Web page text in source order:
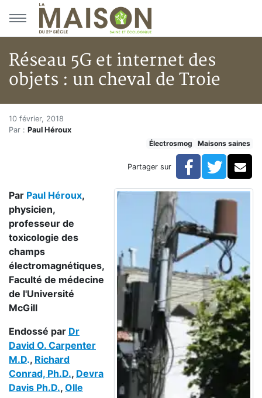
Aller au menu principal
Aller au contenu principal
Réseau 5G et internet des
objets : un cheval de Troie
Accueil
Articles
Réseau 5G et internet des objets : un cheval de Troie
Réseau 5G et internet des
10 février, 2018
Par : Paul Héroux
Électrosmog
Maisons saines
Partager sur Facebook
Par Paul Héroux,
physicien,
professeur de
toxicologie des
champs
électromagnétiques,
Faculté de médecine
de l'Université
McGill
Endossé par Dr
David O. Carpenter
M.D., Richard
Conrad, Ph.D., Devra
Davis Ph.D., Olle